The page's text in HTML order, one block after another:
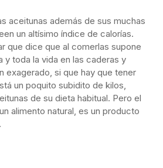
aceitunas además de sus muchas
un altísimo índice de calorías.
que dice que al comerlas supone
y toda la vida en las caderas y
exagerado, si que hay que tener
un poquito subidito de kilos,
de su dieta habitual. Pero el
alimento natural, es un producto